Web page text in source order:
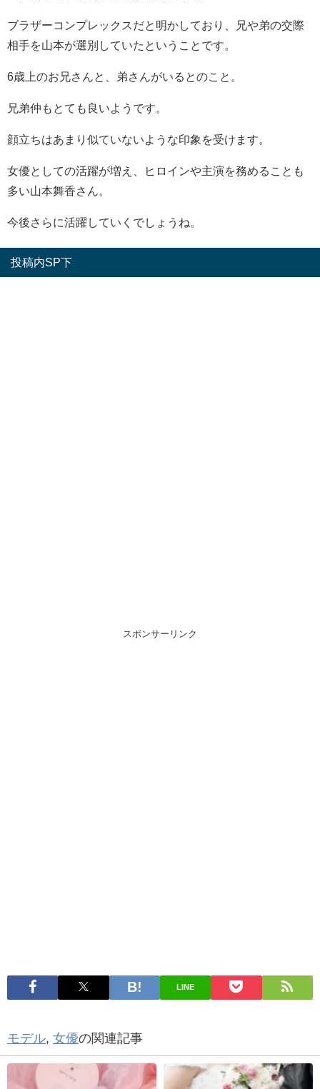
ブラザーコンプレックスだと明かしており、兄や弟の交際
相手を山本が選別していたということです。
6歳上のお兄さんと、弟さんがいるとのこと。
兄弟仲もとても良いようです。
顔立ちはあまり似ていないような印象を受けます。
女優としての活躍が増え、ヒロインや主演を務めることも
多い山本舞香さん。
今後さらに活躍していくでしょうね。
投稿内SP下
スポンサーリンク
LINE
モデル, 女優の関連記事